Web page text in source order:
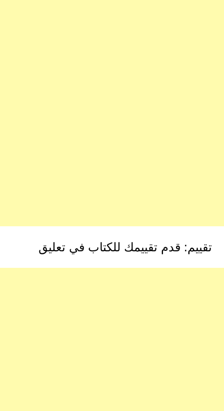
تقييم: قدم تقييمك للكتاب في تعليق